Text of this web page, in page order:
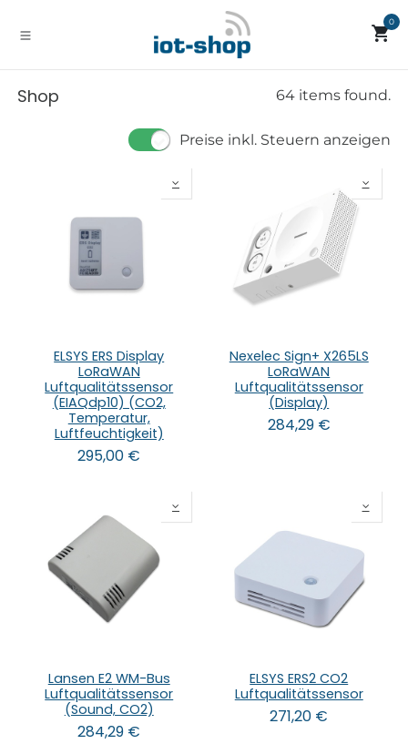
0
Shop 64 items found.
Preise inkl. Steuern anzeigen
ELSYS ERS Display
LoRaWAN
Luftqualitätssensor
(EIAQdp10) (CO2,
Temperatur,
Luftfeuchtigkeit)
295,00 €
Nexelec Sign+ X265LS
LoRaWAN
Luftqualitätssensor
(Display)
284,29€
Lansen E2 WM-Bus
Luftqualitätssensor
(Sound, CO2)
284,29 €
ELSYS ERS2 CO2
Luftqualitätssensor
271,20 €